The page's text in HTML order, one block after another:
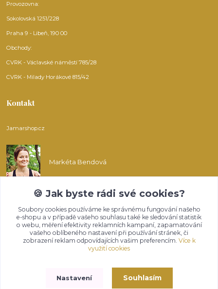
Provozovna:
Sokolovská 1251/228
Praha 9 - Libeň, 190 00
Obchody:
CVRK - Václavské náměstí 785/28
CVRK - Milady Horákové 815/42
Kontakt
Jamarshop.cz
Markéta Bendová
info@jamarshop.cz
🍪 Jak byste rádi své cookies?
Soubory cookies používáme ke správnému fungování našeho
e-shopu a v případě vašeho souhlasu také ke sledování statistik
o webu, měření efektivity reklamních kampaní, zapamatování
vašeho oblíbeného nastavení při používání stránek, či
zobrazení reklam odpovídajících vašim preferencím. Více k
využití cookies
Nastavení Souhlasím